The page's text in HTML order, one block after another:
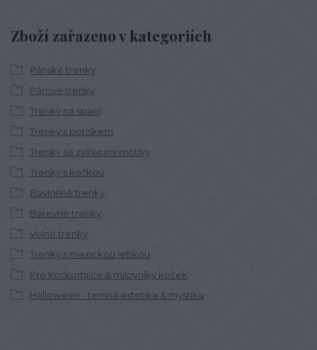
Zboží zařazeno v kategoriích
Pánské trenky
Párové trenky
Trenky na spaní
Trenky s potiskem
Trenky se zvířecími motivy
Trenky s kočkou
Bavlněné trenky
Barevné trenky
Volné trenky
Trenky s mexickou lebkou
Pro kočkomilce & milovníky koček
Halloween - temná estetika & mystika